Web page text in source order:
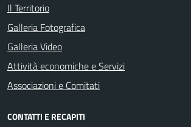
Il Territorio
Galleria Fotografica
Galleria Video
Attività economiche e Servizi
Associazioni e Comitati
CONTATTI E RECAPITI